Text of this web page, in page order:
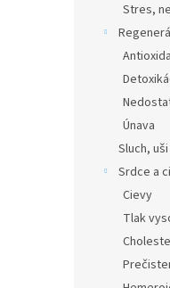
Stres,
Únava
Sluch, uši
Srdce a
Cievy
Tlak